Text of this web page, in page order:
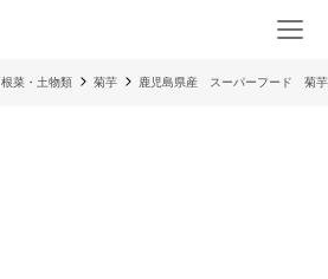
根菜・土物類 菊芋 鹿児島県産 スーパーフード 菊